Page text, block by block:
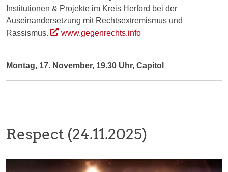
Institutionen & Projekte im Kreis Herford bei der
Auseinandersetzung mit Rechtsextremismus und
Rassismus.
www.gegenrechts.info
Montag, 17. November, 19.30 Uhr, Capitol
Respect (24.11.2025)